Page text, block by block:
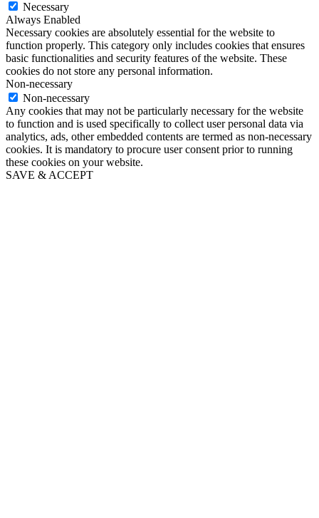
Necessary
Always Enabled
Necessary cookies are absolutely essential for the website to
function properly. This category only includes cookies that ensures
basic functionalities and security features of the website. These
cookies do not store any personal information.
Non-necessary
Non-necessary
Any cookies that may not be particularly necessary for the website
to function and is used specifically to collect user personal data via
analytics, ads, other embedded contents are termed as non-necessary
cookies. It is mandatory to procure user consent prior to running
these cookies on your website.
SAVE & ACCEPT